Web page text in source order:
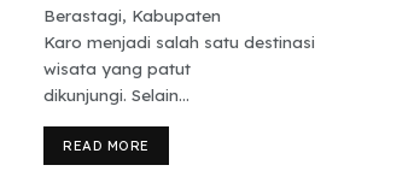
Berastagi, Kabupaten
Karo menjadi salah satu destinasi
wisata yang patut
dikunjungi. Selain...
READ MORE